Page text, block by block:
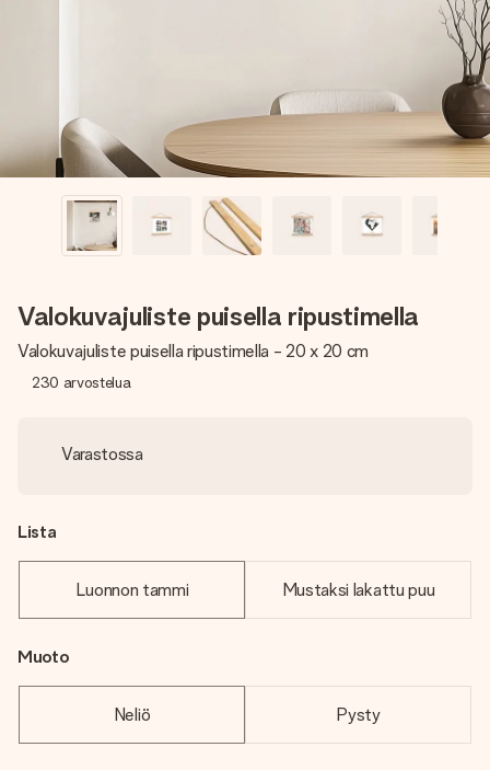
Valokuvajuliste puisella ripustimella
Valokuvajuliste puisella ripustimella - 20 x 20 cm
230 arvostelua
Varastossa
Lista
Luonnon tammi Mustaksi lakattu puu
Muoto
Neliö Pysty